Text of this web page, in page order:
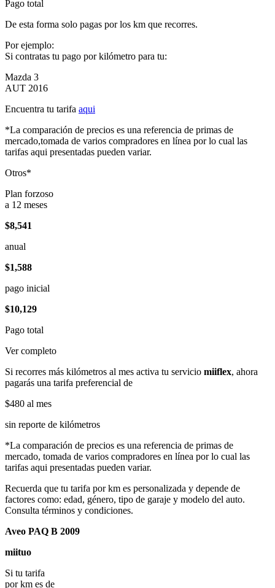
Pago total
De esta forma solo pagas por los km que recorres.
Por ejemplo:
Si contratas tu pago por kilómetro para tu:
Mazda 3
AUT 2016
Encuentra tu tarifa aqui
*La comparación de precios es una referencia de primas de
mercado,tomada de varios compradores en línea por lo cual las
tarifas aqui presentadas pueden variar.
Otros*
Plan forzoso
a 12 meses
$8,541
anual
$1,588
pago inicial
$10,129
Pago total
Ver completo
Si recorres más kilómetros al mes activa tu servicio miiflex, ahora
pagarás una tarifa preferencial de
$480 al mes
sin reporte de kilómetros
*La comparación de precios es una referencia de primas de
mercado, tomada de varios compradores en línea por lo cual las
tarifas aqui presentadas pueden variar.
Recuerda que tu tarifa por km es personalizada y depende de
factores como: edad, género, tipo de garaje y modelo del auto.
Consulta términos y condiciones.
Aveo PAQ B 2009
miituo
Si tu tarifa
por km es de